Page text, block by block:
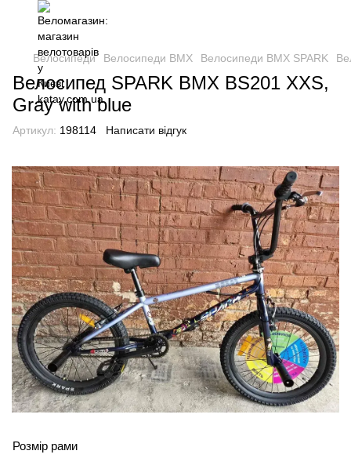
Велосипеди Велосипеди BMX Велосипеди BMX SPARK
Велосипед SPARK BMX BS201 XXS,
Gray with blue
Артикул: 198114 Написати відгук
Розмір рами